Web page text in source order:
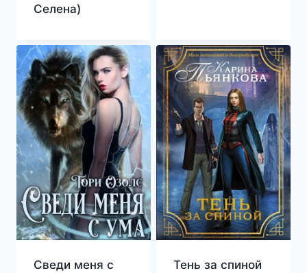
Селена)
Сведи меня с
Тень за спиной